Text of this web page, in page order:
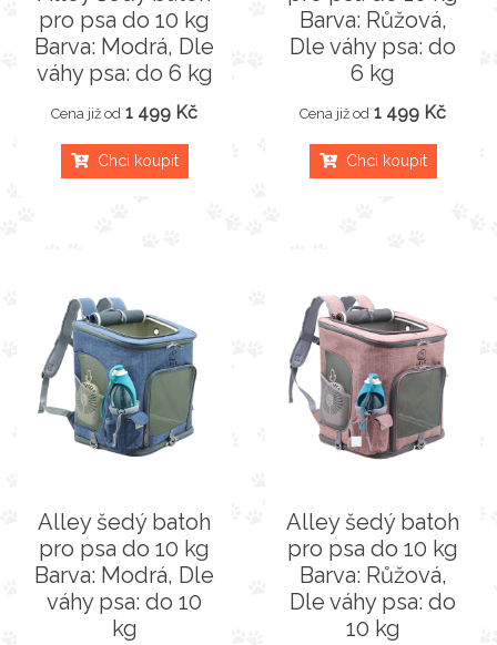
pro psa do 10 kg
Barva: Modrá, Dle
váhy psa: do 6 kg
Cena již od 1 499 Kč
Chci koupit
Barva: Růžová,
Dle váhy psa: do
6 kg
Cena již od 1 499 Kč
Chci koupit
Alley šedý batoh
pro psa do 10 kg
Barva: Modrá, Dle
váhy psa: do 10
kg
Alley šedý batoh
pro psa do 10 kg
Barva: Růžová,
Dle váhy psa: do
10 kg